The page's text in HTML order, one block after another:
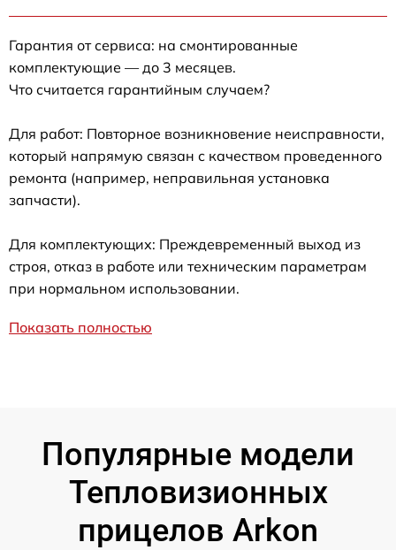
Гарантия от сервиса: на смонтированные
комплектующие — до 3 месяцев.
Что считается гарантийным случаем?
Для работ: Повторное возникновение неисправности,
который напрямую связан с качеством проведенного
ремонта (например, неправильная установка
запчасти).
Для комплектующих: Преждевременный выход из
строя, отказ в работе или техническим параметрам
при нормальном использовании.
Показать полностью
Популярные модели
Тепловизионных
прицелов Arkon